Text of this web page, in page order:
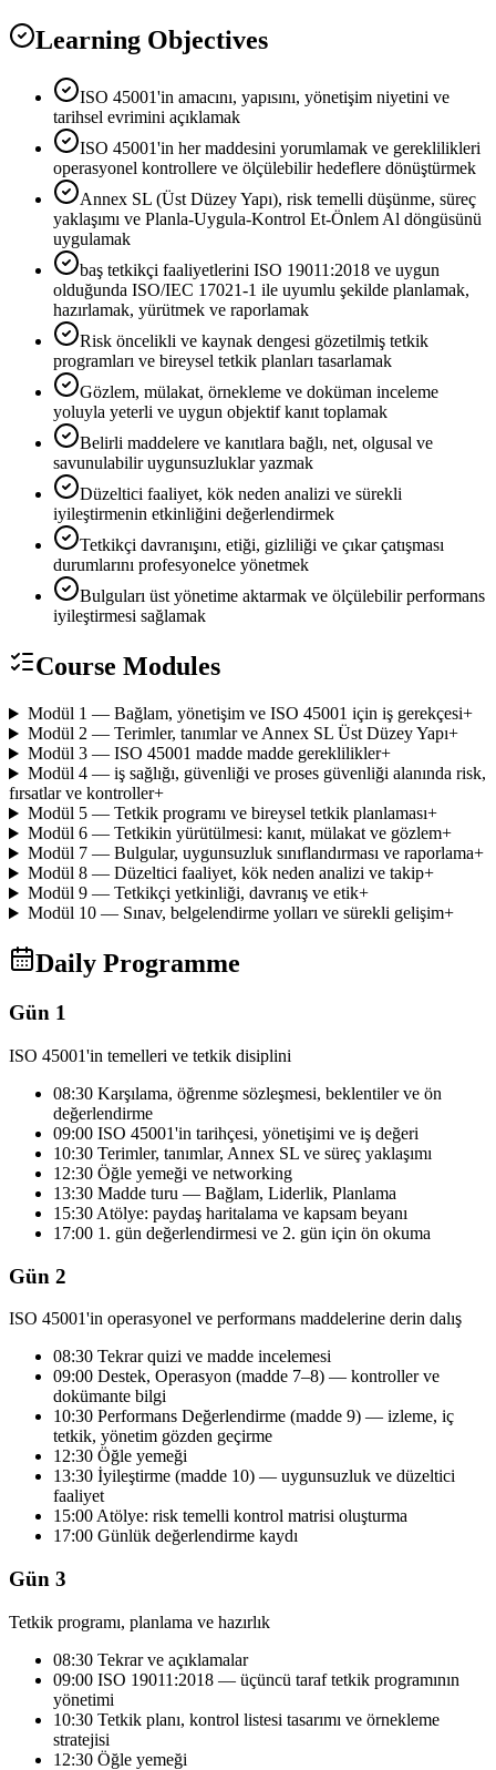
Learning Objectives
ISO 45001'in amacını, yapısını, yönetişim niyetini ve
tarihsel evrimini açıklamak
ISO 45001'in her maddesini yorumlamak ve gereklilikleri
operasyonel kontrollere ve ölçülebilir hedeflere dönüştürmek
Annex SL (Üst Düzey Yapı), risk temelli düşünme, süreç
yaklaşımı ve Planla-Uygula-Kontrol Et-Önlem Al döngüsünü
uygulamak
baş tetkikçi faaliyetlerini ISO 19011:2018 ve uygun
olduğunda ISO/IEC 17021-1 ile uyumlu şekilde planlamak,
hazırlamak, yürütmek ve raporlamak
Risk öncelikli ve kaynak dengesi gözetilmiş tetkik
programları ve bireysel tetkik planları tasarlamak
Gözlem, mülakat, örnekleme ve doküman inceleme
yoluyla yeterli ve uygun objektif kanıt toplamak
Belirli maddelere ve kanıtlara bağlı, net, olgusal ve
savunulabilir uygunsuzluklar yazmak
Düzeltici faaliyet, kök neden analizi ve sürekli
iyileştirmenin etkinliğini değerlendirmek
Tetkikçi davranışını, etiği, gizliliği ve çıkar çatışması
durumlarını profesyonelce yönetmek
Bulguları üst yönetime aktarmak ve ölçülebilir performans
iyileştirmesi sağlamak
Course Modules
Modül 1 — Bağlam, yönetişim ve ISO 45001 için iş gerekçesi+
Modül 2 — Terimler, tanımlar ve Annex SL Üst Düzey Yapı+
Modül 3 — ISO 45001 madde madde gereklilikler+
Modül 4 — iş sağlığı, güvenliği ve proses güvenliği alanında risk,
fırsatlar ve kontroller+
Modül 5 — Tetkik programı ve bireysel tetkik planlaması+
Modül 6 — Tetkikin yürütülmesi: kanıt, mülakat ve gözlem+
Modül 7 — Bulgular, uygunsuzluk sınıflandırması ve raporlama+
Modül 8 — Düzeltici faaliyet, kök neden analizi ve takip+
Modül 9 — Tetkikçi yetkinliği, davranış ve etik+
Modül 10 — Sınav, belgelendirme yolları ve sürekli gelişim+
Daily Programme
Gün 1
ISO 45001'in temelleri ve tetkik disiplini
08:30 Karşılama, öğrenme sözleşmesi, beklentiler ve ön
değerlendirme
09:00 ISO 45001'in tarihçesi, yönetişimi ve iş değeri
10:30 Terimler, tanımlar, Annex SL ve süreç yaklaşımı
12:30 Öğle yemeği ve networking
13:30 Madde turu — Bağlam, Liderlik, Planlama
15:30 Atölye: paydaş haritalama ve kapsam beyanı
17:00 1. gün değerlendirmesi ve 2. gün için ön okuma
Gün 2
ISO 45001'in operasyonel ve performans maddelerine derin dalış
08:30 Tekrar quizi ve madde incelemesi
09:00 Destek, Operasyon (madde 7–8) — kontroller ve
dokümante bilgi
10:30 Performans Değerlendirme (madde 9) — izleme, iç
tetkik, yönetim gözden geçirme
12:30 Öğle yemeği
13:30 İyileştirme (madde 10) — uygunsuzluk ve düzeltici
faaliyet
15:00 Atölye: risk temelli kontrol matrisi oluşturma
17:00 Günlük değerlendirme kaydı
Gün 3
Tetkik programı, planlama ve hazırlık
08:30 Tekrar ve açıklamalar
09:00 ISO 19011:2018 — üçüncü taraf tetkik programının
yönetimi
10:30 Tetkik planı, kontrol listesi tasarımı ve örnekleme
stratejisi
12:30 Öğle yemeği